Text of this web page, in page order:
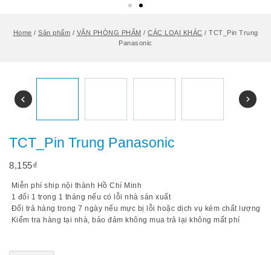
Home / Sản phẩm / VĂN PHÒNG PHẨM / CÁC LOẠI KHÁC / TCT_Pin Trung
Panasonic
TCT_Pin Trung Panasonic
8,155₫
Miễn phí ship nội thành Hồ Chí Minh
1 đổi 1 trong 1 tháng nếu có lỗi nhà sản xuất
Đổi trả hàng trong 7 ngày nếu mực bị lỗi hoặc dịch vụ kém chất lượng
Kiểm tra hàng tại nhà, bảo đảm không mua trả lại không mất phí